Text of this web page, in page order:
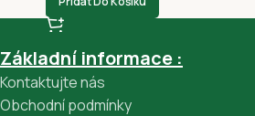
Základní informace :
Kontaktujte nás
Obchodní podmínky